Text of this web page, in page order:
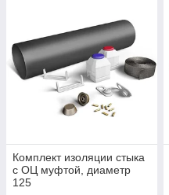
Комплект изоляции стыка
с ОЦ муфтой, диаметр
125